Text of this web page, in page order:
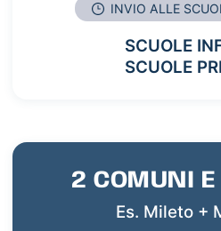
INVIO ALLE
SCUOLE
SCUOLE
2 COMUNI E
Es. Mileto +